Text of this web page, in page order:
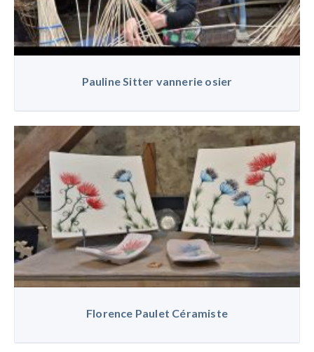
Pauline Sitter vannerie osier
Florence Paulet Céramiste